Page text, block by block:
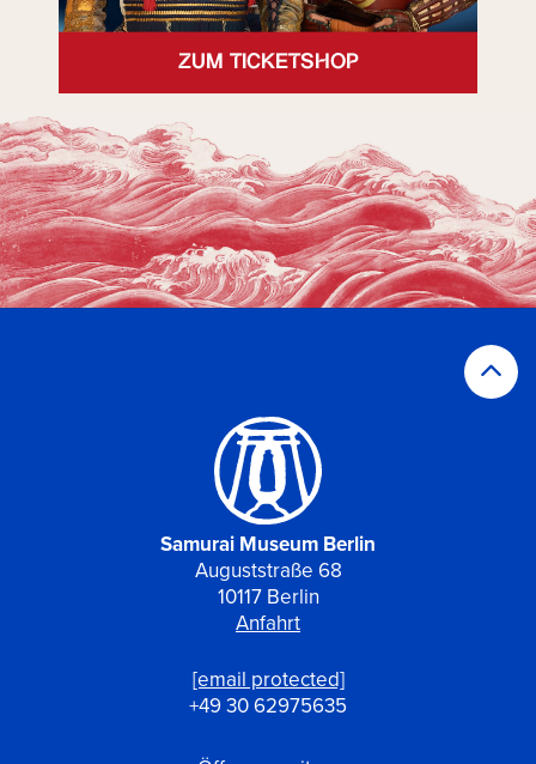
ZUM TICKETSHOP
Samurai Museum Berlin
Auguststraße 68
10117 Berlin
Anfahrt
[email protected]
+49 30 62975635